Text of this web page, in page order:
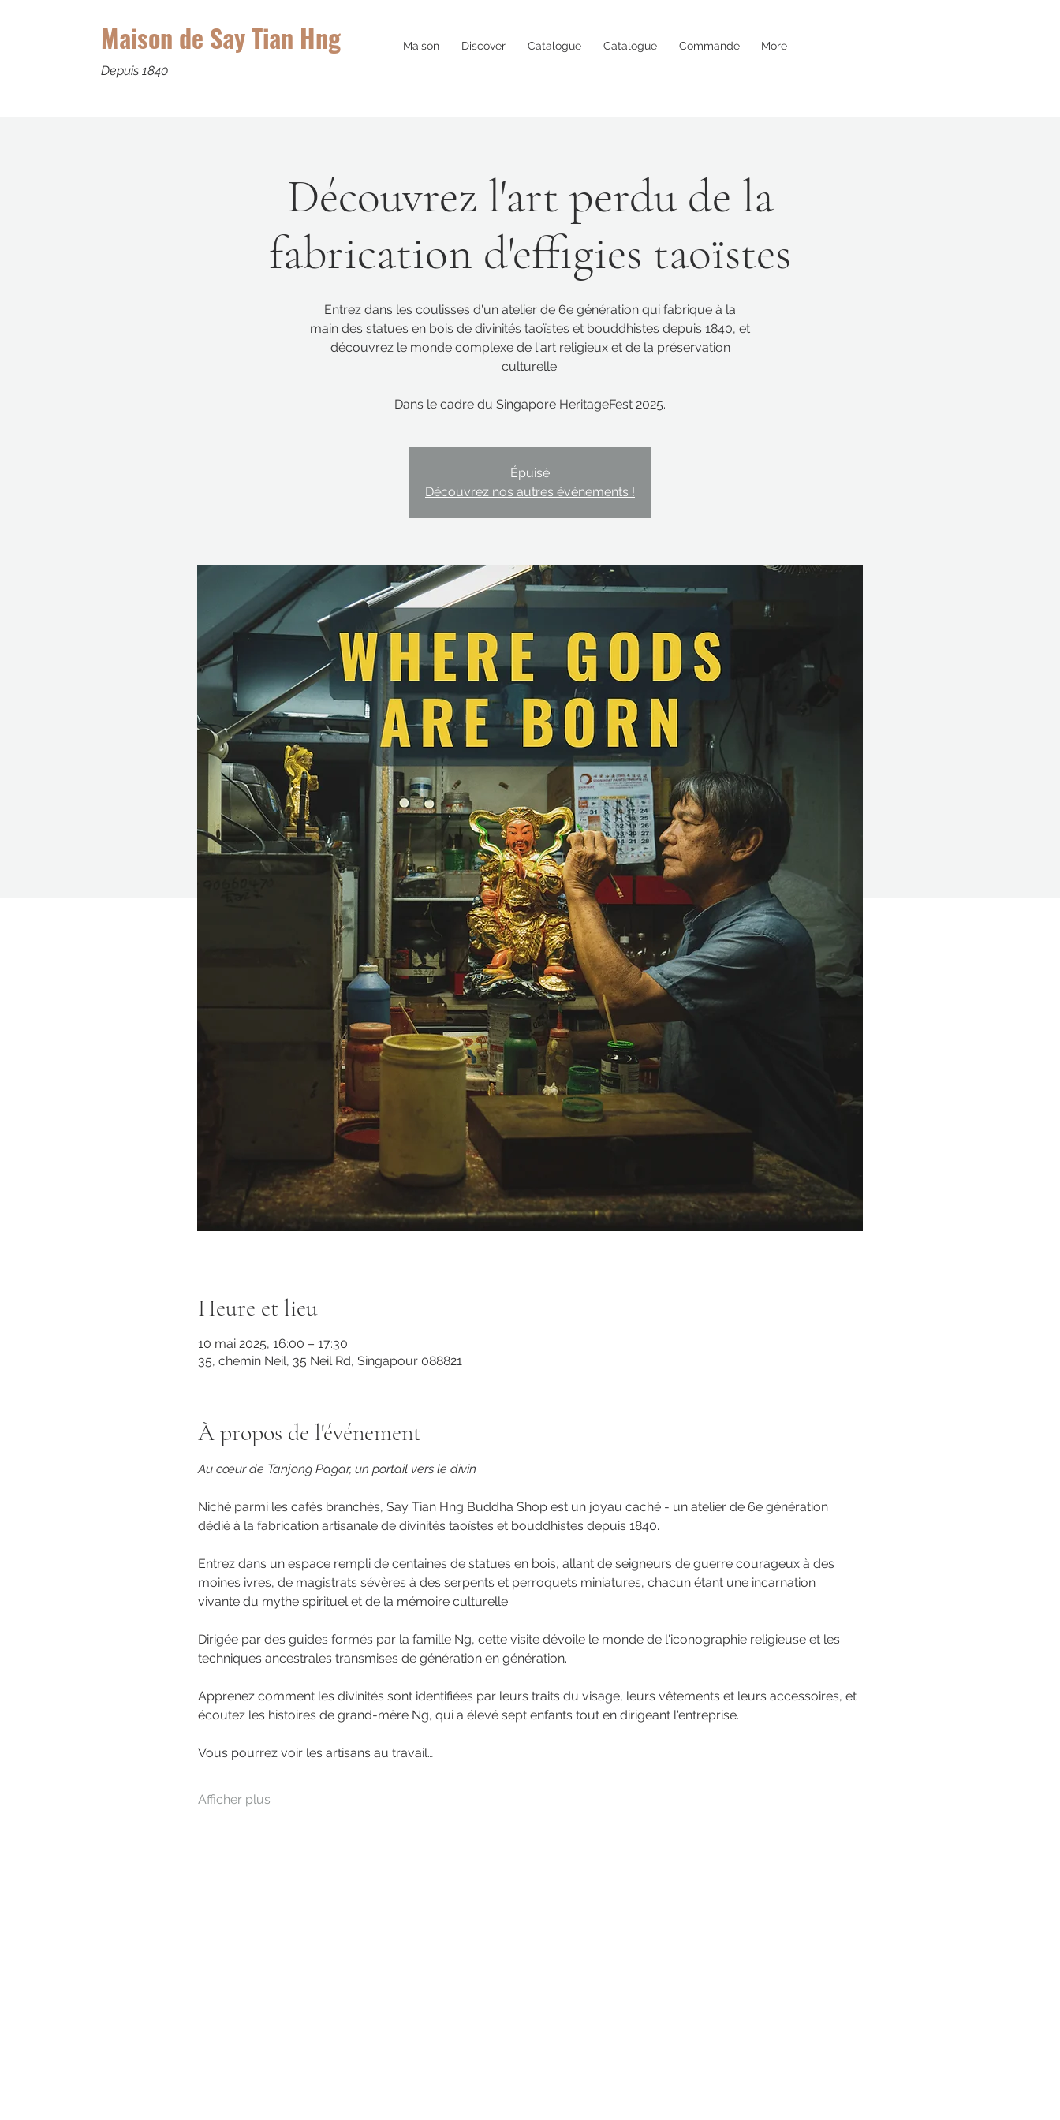
Maison de Say Tian Hng
Depuis 1840
Maison Discover Catalogue Catalogue Commande More
Découvrez l'art perdu de la
fabrication d'effigies taoïstes
Entrez dans les coulisses d'un atelier de 6e génération qui fabrique à la
main des statues en bois de divinités taoïstes et bouddhistes depuis 1840, et
découvrez le monde complexe de l'art religieux et de la préservation
culturelle.
Dans le cadre du Singapore HeritageFest 2025.
Épuisé
Découvrez nos autres événements !
Heure et lieu
10 mai 2025, 16:00 – 17:30
35, chemin Neil, 35 Neil Rd, Singapour 088821
À propos de l'événement
Au cœur de Tanjong Pagar, un portail vers le divin
Niché parmi les cafés branchés, Say Tian Hng Buddha Shop est un joyau caché - un atelier de 6e génération
dédié à la fabrication artisanale de divinités taoïstes et bouddhistes depuis 1840.
Entrez dans un espace rempli de centaines de statues en bois, allant de seigneurs de guerre courageux à des
moines ivres, de magistrats sévères à des serpents et perroquets miniatures, chacun étant une incarnation
vivante du mythe spirituel et de la mémoire culturelle.
Dirigée par des guides formés par la famille Ng, cette visite dévoile le monde de l'iconographie religieuse et les
techniques ancestrales transmises de génération en génération.
Apprenez comment les divinités sont identifiées par leurs traits du visage, leurs vêtements et leurs accessoires, et
écoutez les histoires de grand-mère Ng, qui a élevé sept enfants tout en dirigeant l'entreprise.
Vous pourrez voir les artisans au travail…
Afficher plus